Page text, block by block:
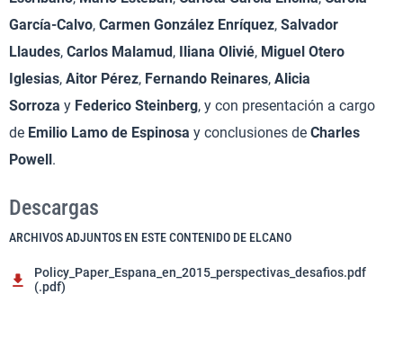
García-Calvo, Carmen González Enríquez, Salvador
Llaudes, Carlos Malamud, Iliana Olivié, Miguel Otero
Iglesias, Aitor Pérez, Fernando Reinares, Alicia
Sorroza y Federico Steinberg, y con presentación a cargo
de Emilio Lamo de Espinosa y conclusiones de Charles
Powell.
Descargas
ARCHIVOS ADJUNTOS EN ESTE CONTENIDO DE ELCANO
Policy_Paper_Espana_en_2015_perspectivas_desafios.pdf
(.pdf)